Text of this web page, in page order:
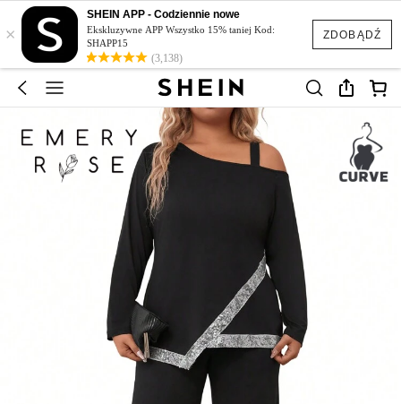
ZDOBĄDŹ
×
SHEIN APP - Codziennie nowe
Ekskluzywne APP Wszystko 15% taniej Kod:
SHAPP15
(3,138)